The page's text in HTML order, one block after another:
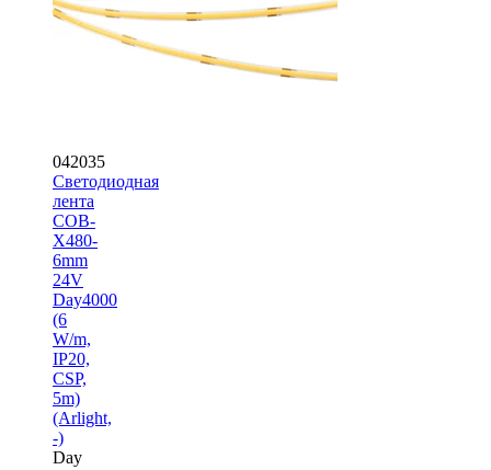
042035
Светодиодная
лента
COB-
X480-
6mm
24V
Day4000
(6
W/m,
IP20,
CSP,
5m)
(Arlight,
-)
Day